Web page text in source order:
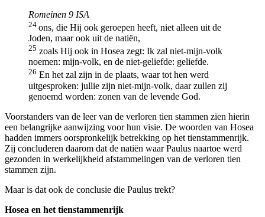
Romeinen 9 ISA
24 ons, die Hij ook geroepen heeft, niet alleen uit de
Joden, maar ook uit de natiën,
25 zoals Hij ook in Hosea zegt: Ik zal niet-mijn-volk
noemen: mijn-volk, en de niet-geliefde: geliefde.
26 En het zal zijn in de plaats, waar tot hen werd
uitgesproken: jullie zijn niet-mijn-volk, daar zullen zij
genoemd worden: zonen van de levende God.
Voorstanders van de leer van de verloren tien stammen zien hierin
een belangrijke aanwijzing voor hun visie. De woorden van Hosea
hadden immers oorspronkelijk betrekking op het tienstammenrijk.
Zij concluderen daarom dat de natiën waar Paulus naartoe werd
gezonden in werkelijkheid afstammelingen van de verloren tien
stammen zijn.
Maar is dat ook de conclusie die Paulus trekt?
Hosea en het tienstammenrijk